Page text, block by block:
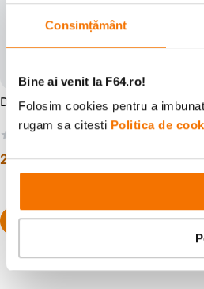
Consimțământ
Bine ai venit la F64.ro!
Folosim cookies pentru a
rugam sa citesti Politica de
DJI Microfon Lavaliera
219 lei